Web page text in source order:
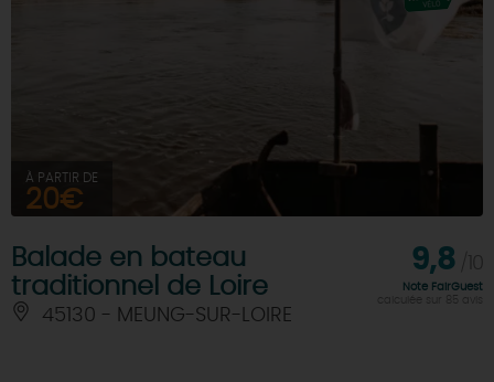
À PARTIR DE
20€
Balade en bateau
traditionnel de Loire
45130 - MEUNG-SUR-LOIRE
9,8
Note FairGuest
calculée sur 85 avis